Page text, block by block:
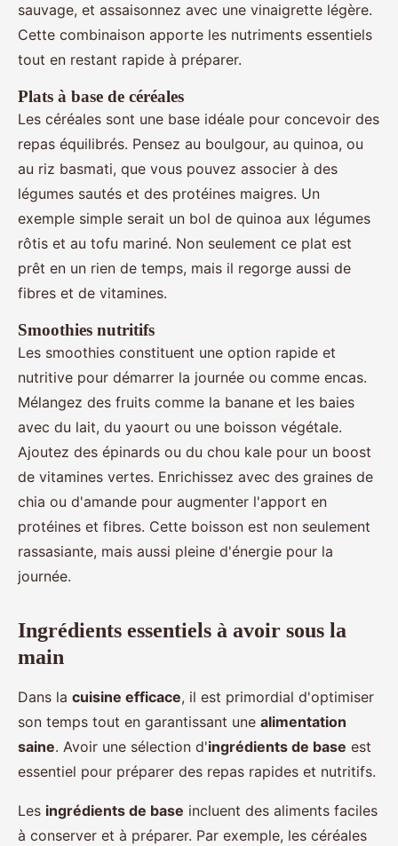
sauvage, et assaisonnez avec une vinaigrette légère.
Cette combinaison apporte les nutriments essentiels
tout en restant rapide à préparer.
Plats à base de céréales
Les céréales sont une base idéale pour concevoir des
repas équilibrés. Pensez au boulgour, au quinoa, ou
au riz basmati, que vous pouvez associer à des
légumes sautés et des protéines maigres. Un
exemple simple serait un bol de quinoa aux légumes
rôtis et au tofu mariné. Non seulement ce plat est
prêt en un rien de temps, mais il regorge aussi de
fibres et de vitamines.
Smoothies nutritifs
Les smoothies constituent une option rapide et
nutritive pour démarrer la journée ou comme encas.
Mélangez des fruits comme la banane et les baies
avec du lait, du yaourt ou une boisson végétale.
Ajoutez des épinards ou du chou kale pour un boost
de vitamines vertes. Enrichissez avec des graines de
chia ou d'amande pour augmenter l'apport en
protéines et fibres. Cette boisson est non seulement
rassasiante, mais aussi pleine d'énergie pour la
journée.
Ingrédients essentiels à avoir sous la
main
Dans la cuisine efficace, il est primordial d'optimiser
son temps tout en garantissant une alimentation
saine. Avoir une sélection d'ingrédients de base est
essentiel pour préparer des repas rapides et nutritifs.
Les ingrédients de base incluent des aliments faciles
à conserver et à préparer. Par exemple, les céréales